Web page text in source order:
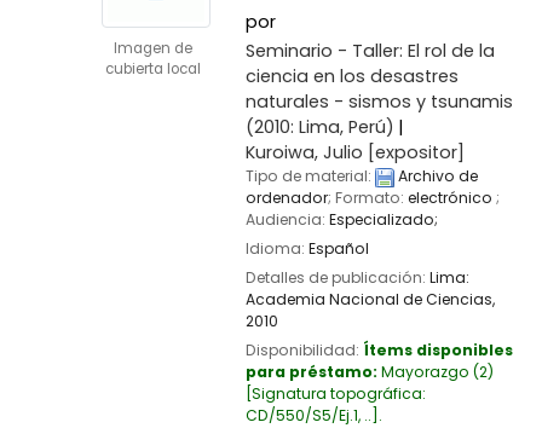
Imagen de
cubierta local
por
Seminario - Taller: El rol de la
ciencia en los desastres
naturales - sismos y tsunamis
(2010: Lima, Perú)
Kuroiwa, Julio [expositor]
Tipo de material:
Archivo de
ordenador; Formato: electrónico ;
Audiencia: Especializado;
Idioma: Español
Detalles de publicación: Lima:
Academia Nacional de Ciencias,
2010
Disponibilidad: Ítems disponibles
para préstamo: Mayorazgo (2)
Signatura topográfica:
CD/550/S5/Ej.1, .. .